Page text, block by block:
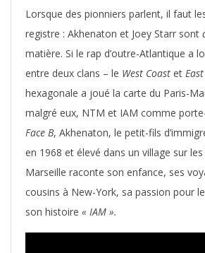
Lorsque des pionniers parlent, il faut
registre : Akhenaton et Joey Starr sont
matière. Si le rap d’outre-Atlantique a
entre deux clans – le West Coast et
hexagonale a joué la carte du Paris-
malgré eux, NTM et IAM comme
Face B, Akhenaton, le petit-fils
en 1968 et élevé dans un village sur
Marseille raconte son enfance, ses
cousins à New-York, sa passion pour
son histoire « IAM ».